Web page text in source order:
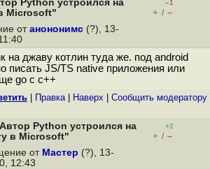
Python устроился на
Microsoft"
–1
+ / –
от анононимс (?), 13-
на джаву котлин туда же. под android
писать JS/TS native приложения или
go с c++
Правка| Наверх Cообщить модератору
Python устроился на
в Microsoft"
+2
+ / –
от Мастер (?), 13-
12:43